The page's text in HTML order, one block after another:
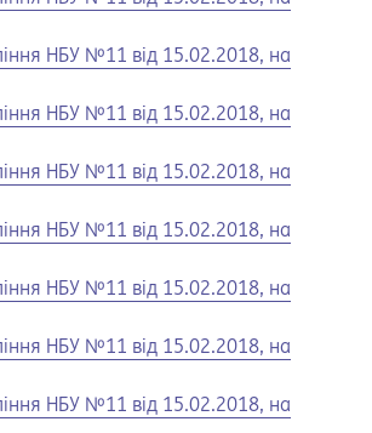
НБУ №11 від 15.02.2018, на
НБУ №11 від 15.02.2018, на
НБУ №11 від 15.02.2018, на
НБУ №11 від 15.02.2018, на
НБУ №11 від 15.02.2018, на
НБУ №11 від 15.02.2018, на
НБУ №11 від 15.02.2018, на